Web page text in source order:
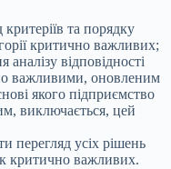
та порядку
критично важливих;
відповідності
важливими, оновленим
якого підприємство
виключається, цей
перегляд усіх рішень
критично важливих.